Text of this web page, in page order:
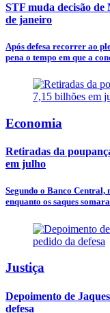
STF muda decisão de
de janeiro
Após defesa recorrer ao
pena o tempo em que a
Economia
Retiradas da
em julho
Segundo o Banco Central,
enquanto os saques
Justiça
Depoimento de
defesa